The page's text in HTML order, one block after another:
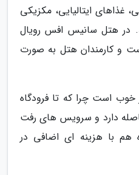
غذاهای ایتالیایی، مکزیکی
در هتل سانیس افس رویال
و کارمندان هتل به صورت
است چرا که تا فرودگاه
46 کیلومتر فاصله دارد و سرویس های رفت
هم با هزینه ای اضافی در